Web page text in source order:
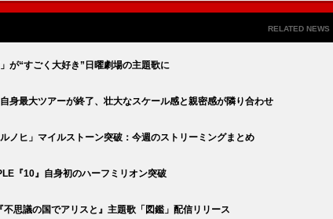
RELATED NEWS
が“すごく大好き”日曜劇場の主題歌に
身最大ツアーが終了、壮大なスケール感と親密感が隣り合わせ
ノヒ」マイルストーン突破：今週のストリーミングまとめ
『10』自身初のハーフミリオン突破
思議の国でアリスと』主題歌「図鑑」配信リリース